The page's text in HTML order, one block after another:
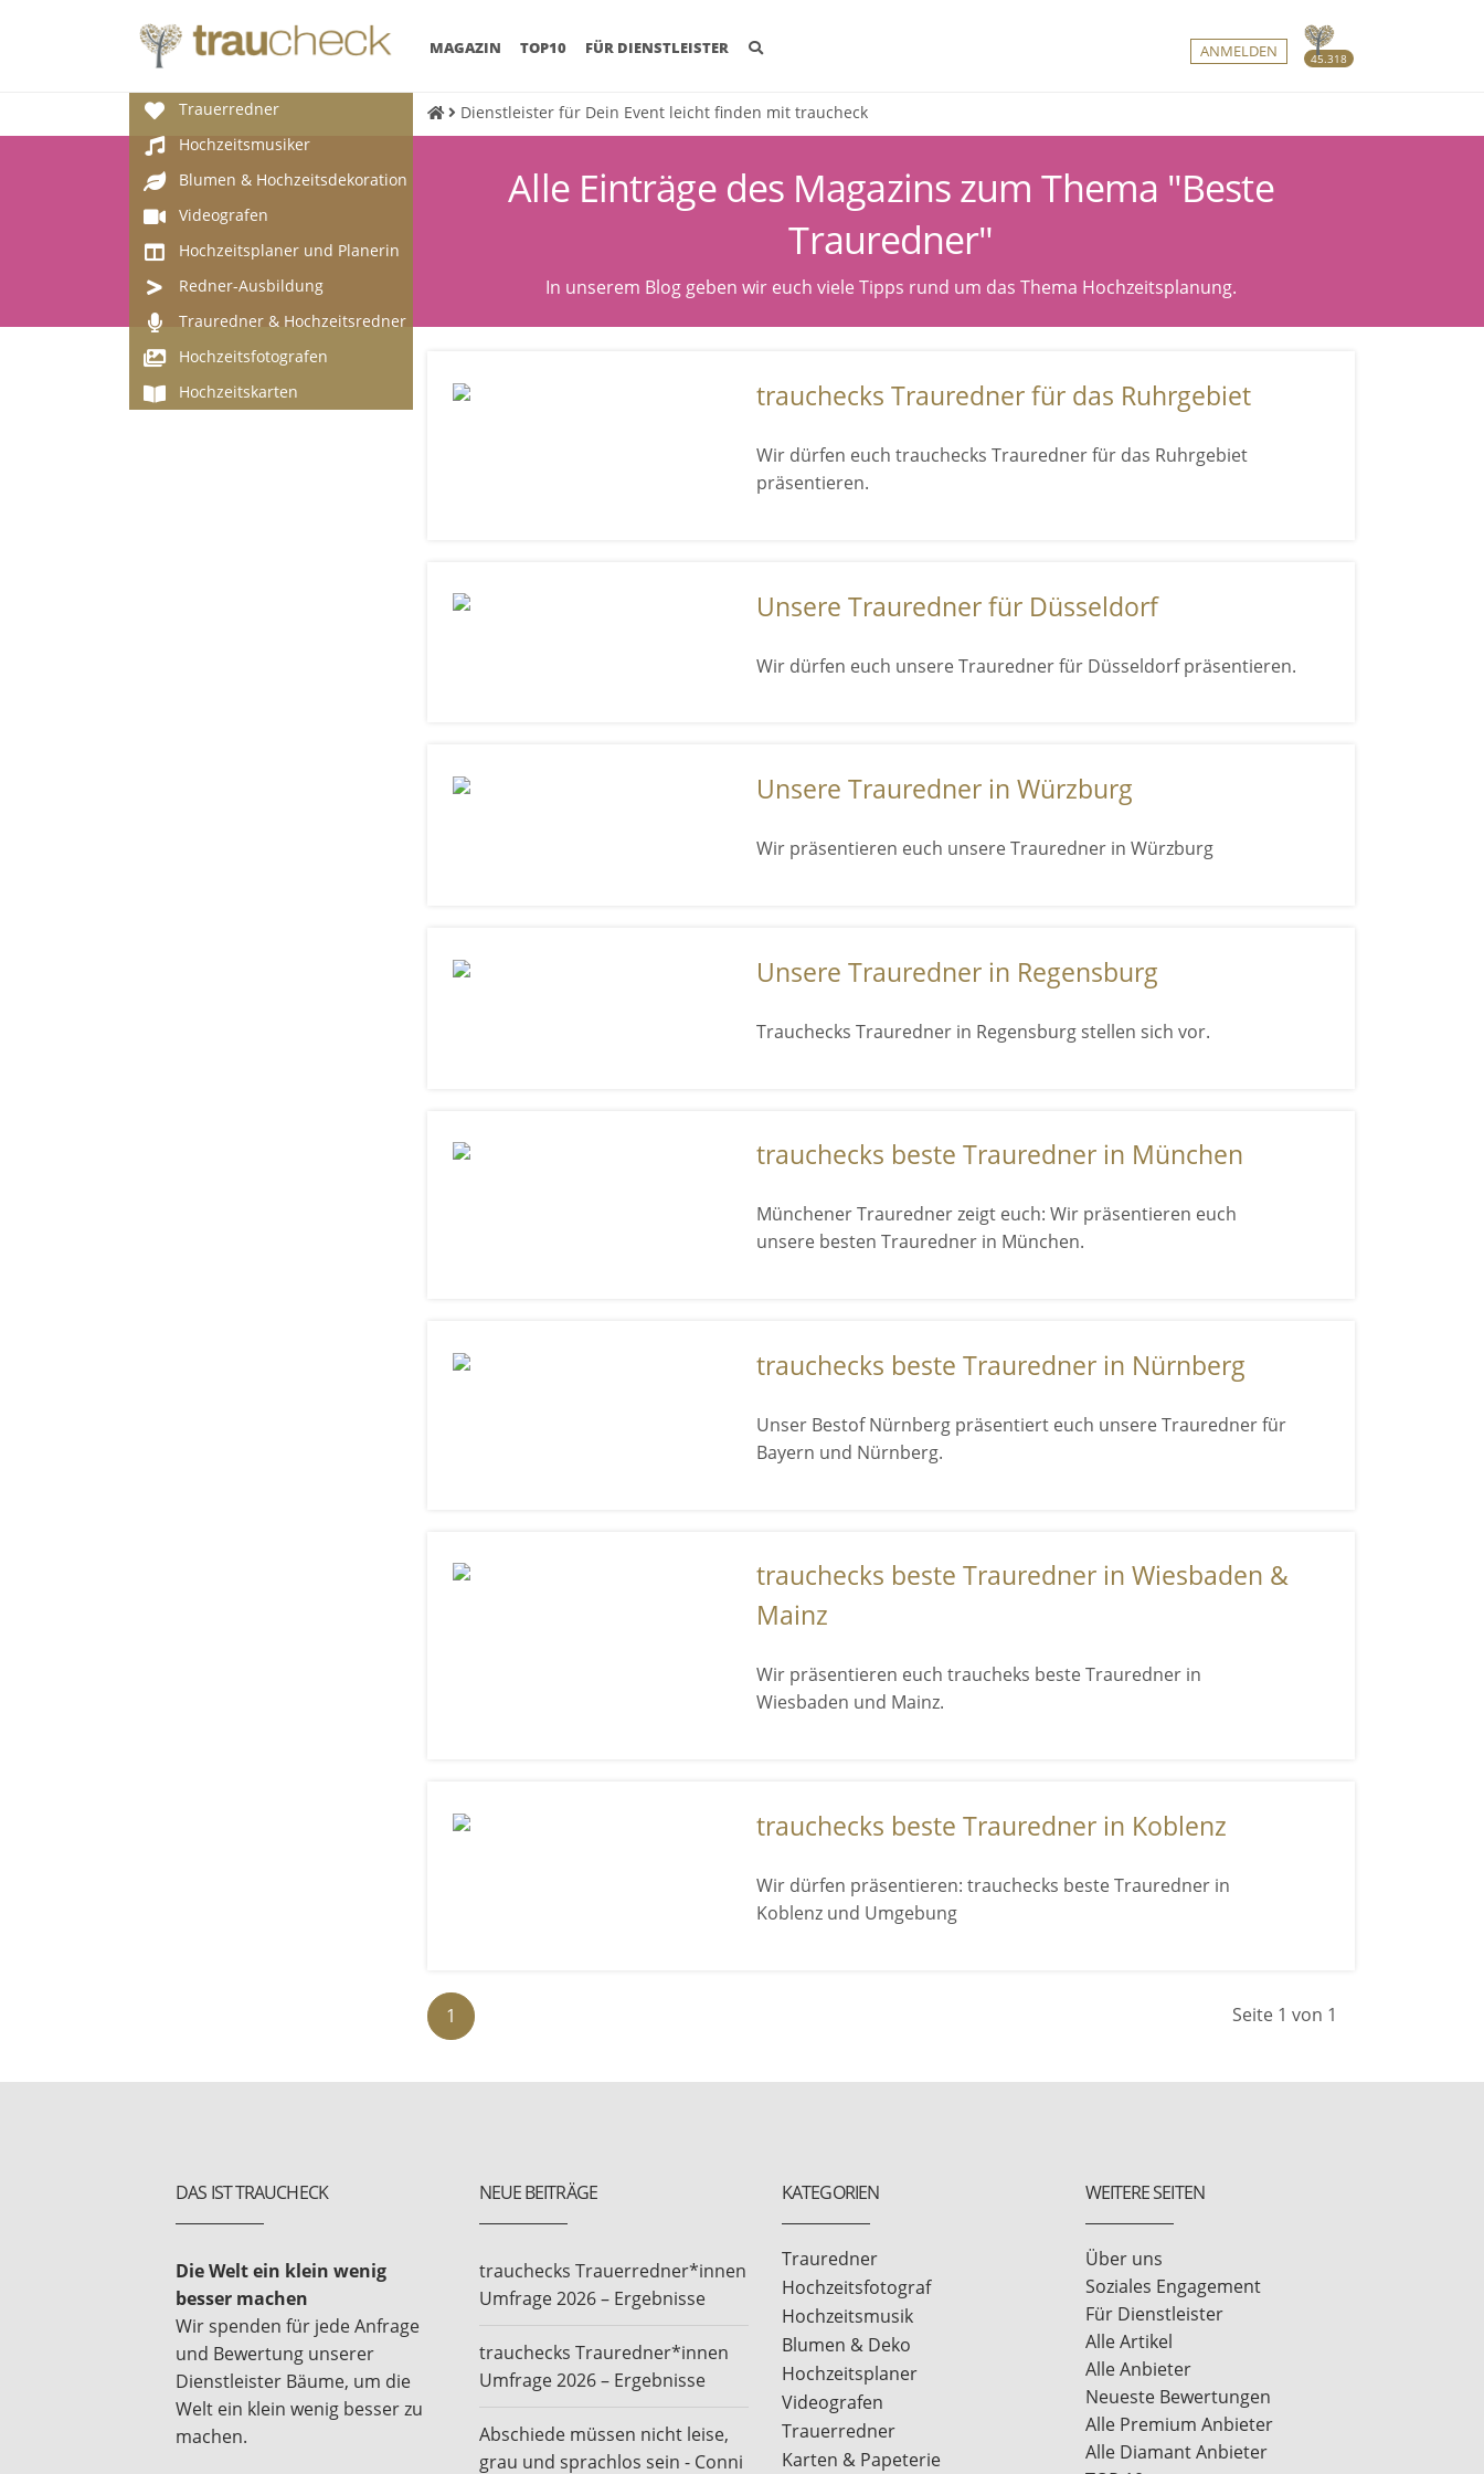
45.318
MAGAZIN (CURRENT)
TOP10 FÜR DIENSTLEISTER ANMELDEN
Trauerredner
Hochzeitsmusiker
Blumen & Hochzeitsdekoration
Videografen
Hochzeitsplaner und Planerin
Redner-Ausbildung
Trauredner & Hochzeitsredner
Hochzeitsfotografen
Hochzeitskarten
Dienstleister für Dein Event leicht finden mit traucheck
Alle Einträge des Magazins zum Thema "Beste
Trauredner"
In unserem Blog geben wir euch viele Tipps rund um das Thema Hochzeitsplanung.
trauchecks Trauredner für das Ruhrgebiet
Wir dürfen euch trauchecks Trauredner für das Ruhrgebiet
präsentieren.
Unsere Trauredner für Düsseldorf
Wir dürfen euch unsere Trauredner für Düsseldorf präsentieren.
Unsere Trauredner in Würzburg
Wir präsentieren euch unsere Trauredner in Würzburg
Unsere Trauredner in Regensburg
Trauchecks Trauredner in Regensburg stellen sich vor.
trauchecks beste Trauredner in München
Münchener Trauredner zeigt euch: Wir präsentieren euch
unsere besten Trauredner in München.
trauchecks beste Trauredner in Nürnberg
Unser Bestof Nürnberg präsentiert euch unsere Trauredner für
Bayern und Nürnberg.
trauchecks beste Trauredner in Wiesbaden &
Mainz
Wir präsentieren euch traucheks beste Trauredner in
Wiesbaden und Mainz.
trauchecks beste Trauredner in Koblenz
Wir dürfen präsentieren: trauchecks beste Trauredner in
Koblenz und Umgebung
1 Seite 1 von 1
DAS IST TRAUCHECK
Die Welt ein klein wenig
besser machen
Wir spenden für jede Anfrage
und Bewertung unserer
Dienstleister Bäume, um die
Welt ein klein wenig besser zu
machen.
NEUE BEITRÄGE
trauchecks Trauerredner*innen
Umfrage 2026 – Ergebnisse
trauchecks Trauredner*innen
Umfrage 2026 – Ergebnisse
Abschiede müssen nicht leise,
grau und sprachlos sein - Conni
KATEGORIEN
Trauredner
Hochzeitsfotograf
Hochzeitsmusik
Blumen & Deko
Hochzeitsplaner
Videografen
Trauerredner
Karten & Papeterie
WEITERE SEITEN
Über uns
Soziales Engagement
Für Dienstleister
Alle Artikel
Alle Anbieter
Neueste Bewertungen
Alle Premium Anbieter
Alle Diamant Anbieter